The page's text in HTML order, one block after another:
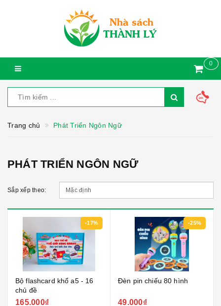
0
Trang chủ Phát Triển Ngôn Ngữ
PHÁT TRIỂN NGÔN NGỮ
Sắp xếp theo:
-17%
Bộ flashcard khổ a5 - 16
chủ đề
165.000₫
-25%
Đèn pin chiếu 80 hình
49.000₫